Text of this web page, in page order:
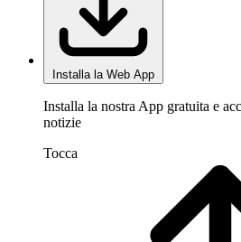
Installa la Web App
Installa la nostra App gratuita e
notizie
Tocca